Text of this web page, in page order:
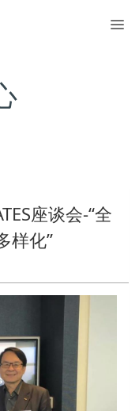
座谈会-“全
样化”